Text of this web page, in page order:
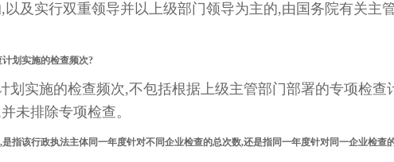
及实行双重领导并以上级部门领导为主的,由国务院有关
划实施的检查频次?
划实施的检查频次,不包括根据上级主管部门部署的专项检
未排除专项检查。
指该行政执法主体同一年度针对不同企业检查的总次数,还是指同一年度针对同一企业检查